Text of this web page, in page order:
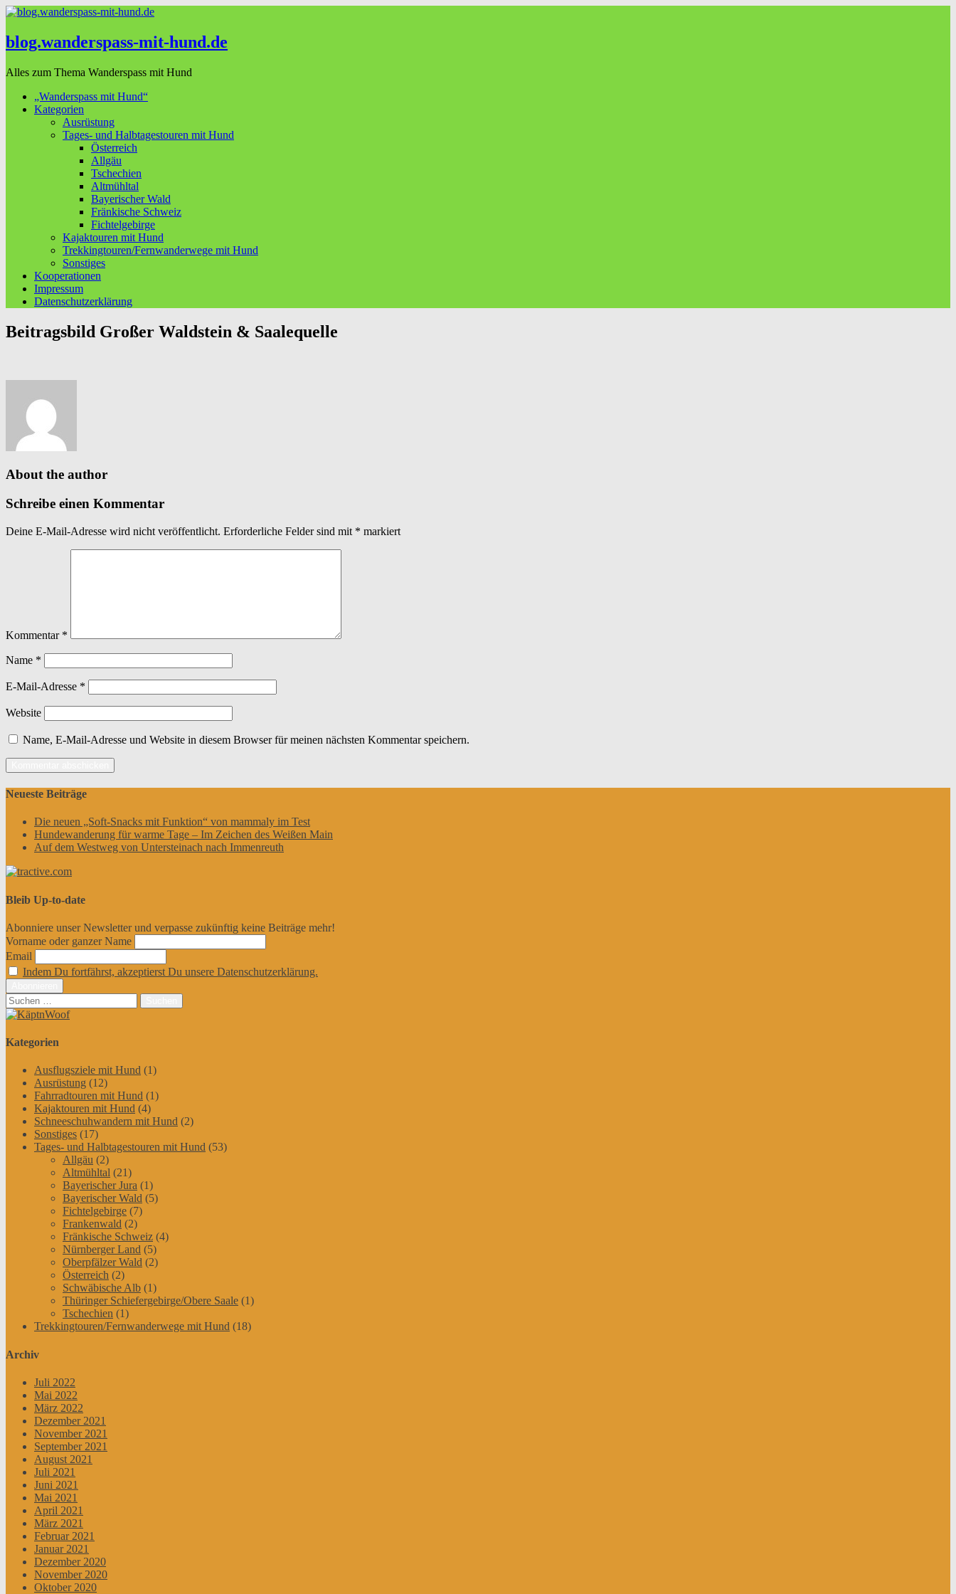
blog.wanderspass-mit-hund.de
Alles zum Thema Wanderspass mit Hund
„Wanderspass mit Hund“
Kategorien
Ausrüstung
Tages- und Halbtagestouren mit Hund
Österreich
Allgäu
Tschechien
Altmühltal
Bayerischer Wald
Fränkische Schweiz
Fichtelgebirge
Kajaktouren mit Hund
Trekkingtouren/Fernwanderwege mit Hund
Sonstiges
Kooperationen
Impressum
Datenschutzerklärung
Beitragsbild Großer Waldstein & Saalequelle
About the author
Schreibe einen Kommentar
Deine E-Mail-Adresse wird nicht veröffentlicht. Erforderliche Felder sind mit * markiert
Kommentar *
Name *
E-Mail-Adresse *
Website
Name, E-Mail-Adresse und Website in diesem Browser für meinen nächsten Kommentar speichern.
Neueste Beiträge
Die neuen „Soft-Snacks mit Funktion“ von mammaly im Test
Hundewanderung für warme Tage – Im Zeichen des Weißen Main
Auf dem Westweg von Untersteinach nach Immenreuth
Bleib Up-to-date
Abonniere unser Newsletter und verpasse zukünftig keine Beiträge mehr!
Vorname oder ganzer Name
Email
Indem Du fortfährst, akzeptierst Du unsere Datenschutzerklärung.
Suchen
nach:
Kategorien
Ausflugsziele mit Hund (1)
Ausrüstung (12)
Fahrradtouren mit Hund (1)
Kajaktouren mit Hund (4)
Schneeschuhwandern mit Hund (2)
Sonstiges (17)
Tages- und Halbtagestouren mit Hund (53)
Allgäu (2)
Altmühltal (21)
Bayerischer Jura (1)
Bayerischer Wald (5)
Fichtelgebirge (7)
Frankenwald (2)
Fränkische Schweiz (4)
Nürnberger Land (5)
Oberpfälzer Wald (2)
Österreich (2)
Schwäbische Alb (1)
Thüringer Schiefergebirge/Obere Saale (1)
Tschechien (1)
Trekkingtouren/Fernwanderwege mit Hund (18)
Archiv
Juli 2022
Mai 2022
März 2022
Dezember 2021
November 2021
September 2021
August 2021
Juli 2021
Juni 2021
Mai 2021
April 2021
März 2021
Februar 2021
Januar 2021
Dezember 2020
November 2020
Oktober 2020